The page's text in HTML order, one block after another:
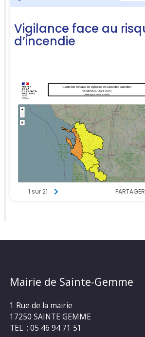
Mairie de Sainte-Gemme
1 Rue de la mairie
17250 SAINTE GEMME
TEL : 05 46 94 71 51